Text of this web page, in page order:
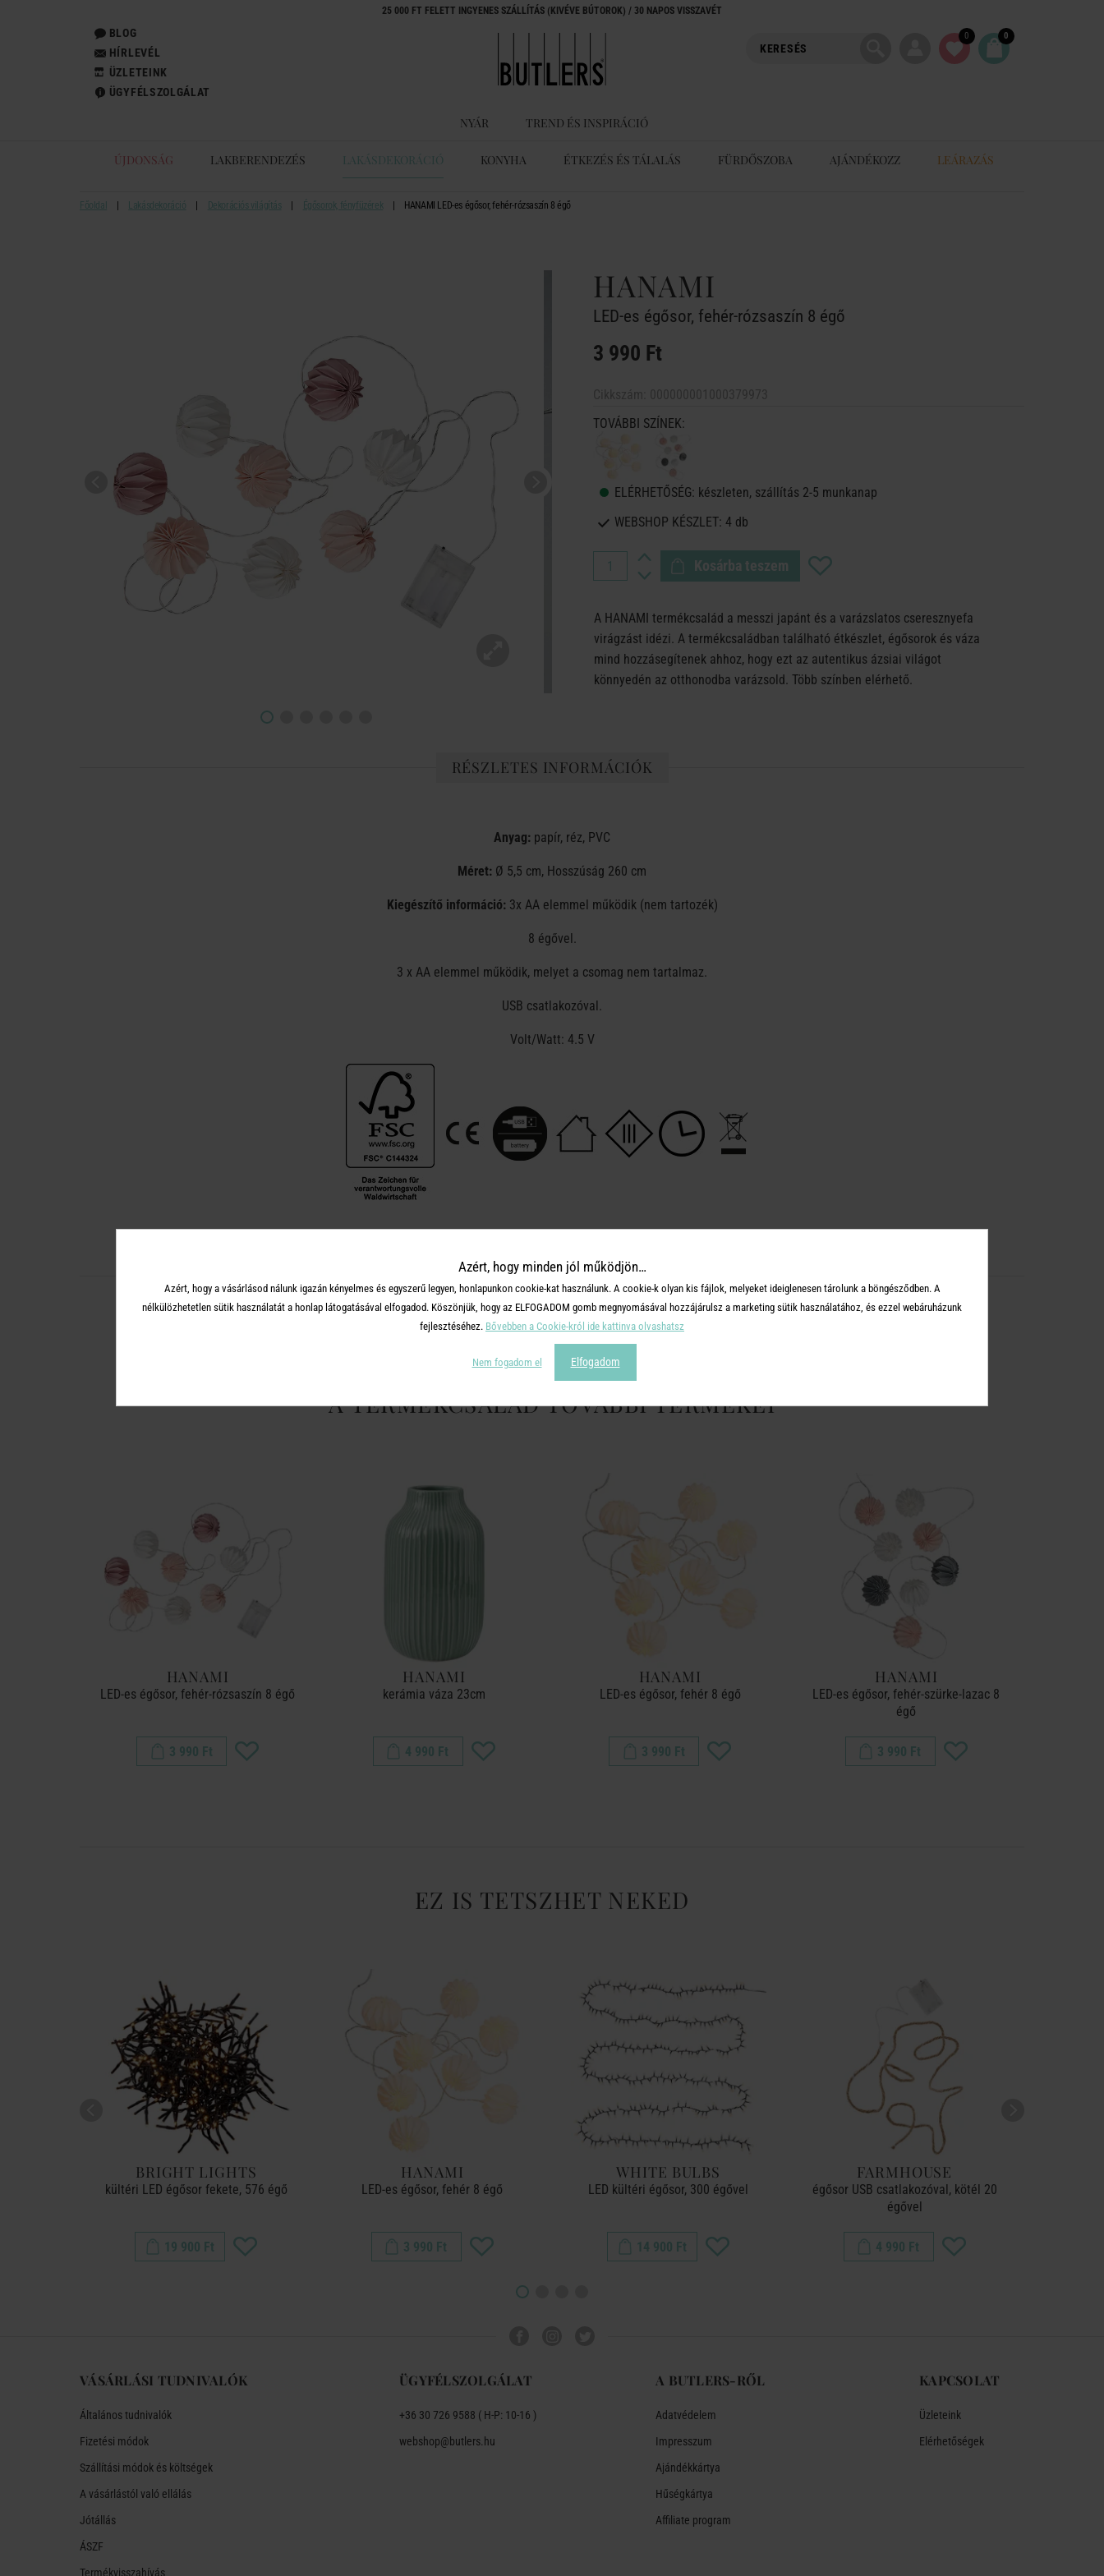
25 000 FT FELETT INGYENES SZÁLLÍTÁS (KIVÉVE BÚTOROK) / 30 NAPOS VISSZAVÉT
BLOG
HÍRLEVÉL
ÜZLETEINK
ÜGYFÉLSZOLGÁLAT
0 0
NYÁR TREND ÉS INSPIRÁCIÓ
ÚJDONSÁG LAKBERENDEZÉS LAKÁSDEKORÁCIÓ KONYHA ÉTKEZÉS ÉS TÁLALÁS FÜRDŐSZOBA AJÁNDÉKOZZ LEÁRAZÁS
Főoldal Lakásdekoráció Dekorációs világítás Égősorok, fényfüzérek HANAMI LED-es égősor, fehér-rózsaszín 8 égő
HANAMI
LED-es égősor, fehér-rózsaszín 8 égő
3 990 Ft
TOVÁBBI SZÍNEK:
ELÉRHETŐSÉG: készleten, szállítás 2-5 munkanap
WEBSHOP KÉSZLET: 4 db
Kosárba teszem
A HANAMI termékcsalád a messzi japánt és a varázslatos cseresznyefa
virágzást idézi. A termékcsaládban található étkészlet, égősorok és váza
mind hozzásegítenek ahhoz, hogy ezt az autentikus ázsiai világot
könnyedén az otthonodba varázsold. Több színben elérhető.
RÉSZLETES INFORMÁCIÓK
Anyag: papír, réz, PVC
Méret: Ø 5,5 cm, Hosszúság 260 cm
Kiegészítő információ:3x AA elemmel működik (nem tartozék)
8 égővel.
3 x AA elemmel működik, melyet a csomag nem tartalmaz.
USB csatlakozóval.
Volt/Watt: 4.5 V
OSZD MEG MÁSOKKAL!
A TERMÉKCSALÁD TOVÁBBI TERMÉKEI
HANAMI
LED-es égősor, fehér-rózsaszín 8 égő
3 990 Ft
HANAMI
kerámia váza 23cm
4 990 Ft
HANAMI
LED-es égősor, fehér 8 égő
3 990 Ft
HANAMI
LED-es égősor, fehér-szürke-lazac 8
égő
3 990 Ft
EZ IS TETSZHET NEKED
BRIGHT LIGHTS
kültéri LED égősor fekete, 576 égő
19 900 Ft
HANAMI
LED-es égősor, fehér 8 égő
3 990 Ft
WHITE BULBS
LED kültéri égősor, 300 égővel
14 900 Ft
FARMHOUSE
égősor USB csatlakozóval, kötél 20
égővel
4 990 Ft
VÁSÁRLÁSI TUDNIVALÓK
Általános tudnivalók
Fizetési módok
Szállítási módok és költségek
A vásárlástól való ellálás
Jótállás
ÁSZF
Termékvisszahívás
ÜGYFÉLSZOLGÁLAT
+36 30 726 9588 ( H-P: 10-16 )
webshop@butlers.hu
A BUTLERS-RŐL
Adatvédelem
Impresszum
Ajándékkártya
Hűségkártya
Affiliate program
KAPCSOLAT
Üzleteink
Elérhetőségek
Azért, hogy minden jól működjön…
Azért, hogy a vásárlásod nálunk igazán kényelmes és egyszerű legyen, honlapunkon cookie-kat használunk. A cookie-k olyan kis fájlok, melyeket ideiglenesen tárolunk a böngésződben. A
nélkülözhetetlen sütik használatát a honlap látogatásával elfogadod. Köszönjük, hogy az ELFOGADOM gomb megnyomásával hozzájárulsz a marketing sütik használatához, és ezzel webáruházunk
fejlesztéséhez. Bővebben a Cookie-król ide kattinva olvashatsz
Nem fogadom el Elfogadom